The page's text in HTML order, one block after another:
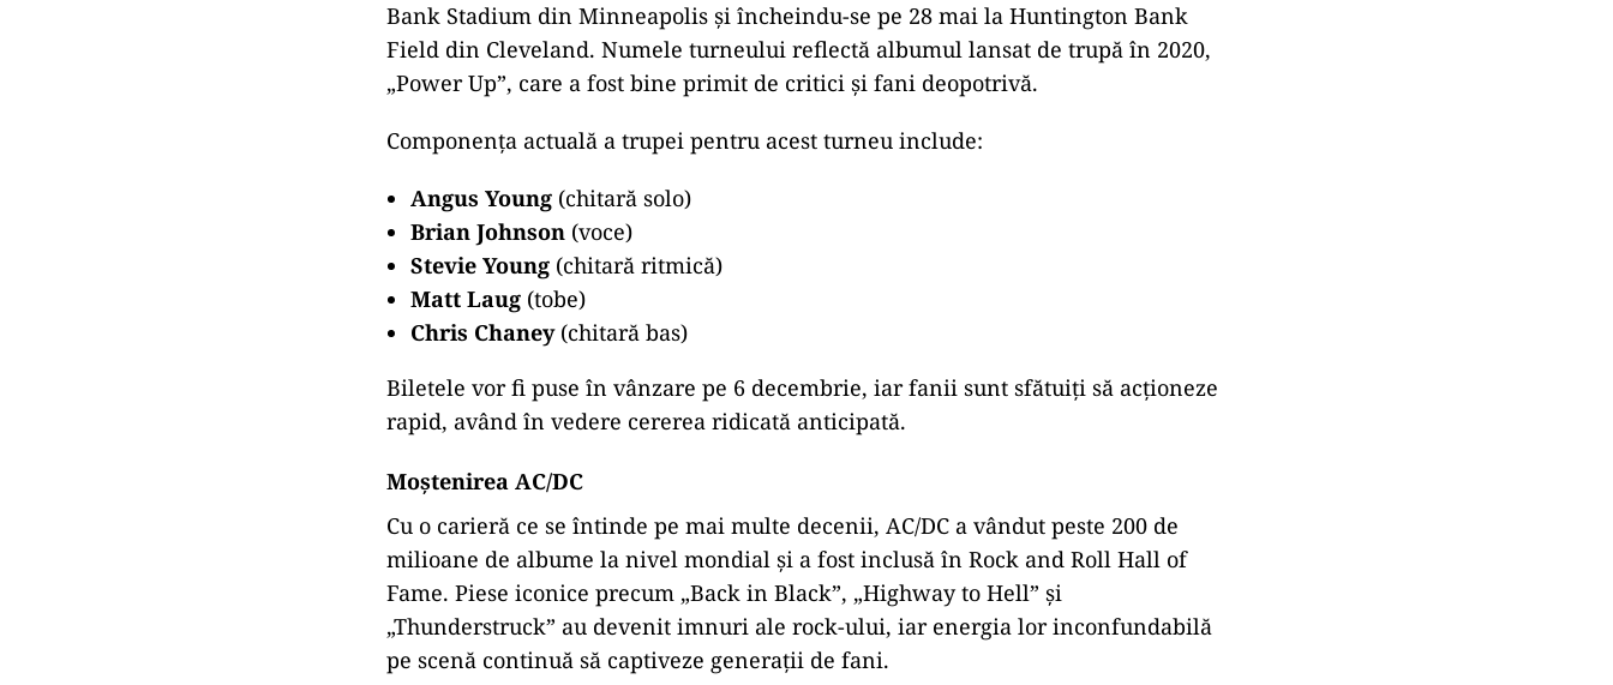
Bank Stadium din Minneapolis și încheindu-se pe 28 mai la Huntington Bank
Field din Cleveland. Numele turneului reflectă albumul lansat de trupă în 2020,
„Power Up”, care a fost bine primit de critici și fani deopotrivă.
Componența actuală a trupei pentru acest turneu include:
Angus Young (chitară solo)
Brian Johnson (voce)
Stevie Young (chitară ritmică)
Matt Laug (tobe)
Chris Chaney(chitară bas)
Biletele vor fi puse în vânzare pe 6 decembrie, iar fanii sunt sfătuiți să acționeze
rapid, având în vedere cererea ridicată anticipată.
Moștenirea AC/DC
Cu o carieră ce se întinde pe mai multe decenii, AC/DC a vândut peste 200 de
milioane de albume la nivel mondial și a fost inclusă în Rock and Roll Hall of
Fame. Piese iconice precum „Back in Black”, „Highway to Hell” și
„Thunderstruck” au devenit imnuri ale rock-ului, iar energia lor inconfundabilă
pe scenă continuă să captiveze generații de fani.